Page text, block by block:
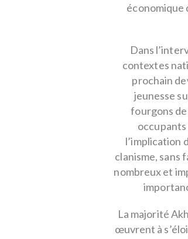
économique
Dans
contextes
prochain
jeunesse
fourgons
occupants
l’implication
clanisme,
nombreux et
La majorité
œuvrent à